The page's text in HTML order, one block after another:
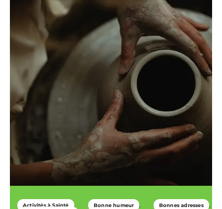
Activités à Sainté Bonne humeur
Bonnes adresses